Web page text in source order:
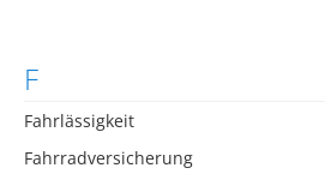
F
Fahrlässigkeit
Fahrradversicherung